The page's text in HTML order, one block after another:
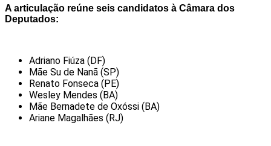
A articulação reúne seis candidatos à Câmara dos
Deputados:
Adriano Fiúza (DF)
Mãe Su de Nanã (SP)
Renato Fonseca (PE)
Wesley Mendes (BA)
Mãe Bernadete de Oxóssi (BA)
Ariane Magalhães (RJ)